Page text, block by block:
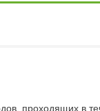
проходящих в